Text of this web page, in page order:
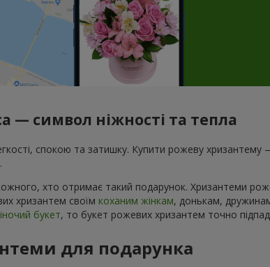
— символ ніжності та тепла
спокою та затишку. Купити рожеву хризантему
хто отримає такий подарунок. Хризантеми
хризантем своїм коханим жінкам, донькам,
букет, то букет рожевих хризантем точно
для подарунка